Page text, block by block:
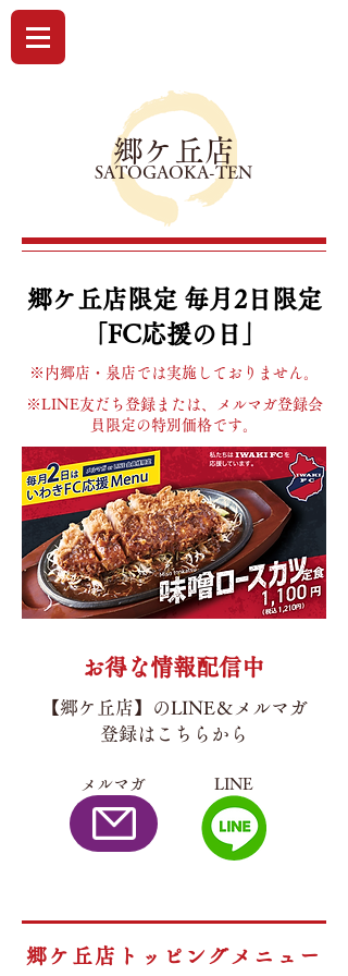
郷ケ丘店
​SATOGAOKA-TEN
郷ケ丘店限定 毎月2日限定
​「FC応援の日」
※内郷店・泉店では実施しておりません。
※LINE友だち登録または、メルマガ登録会
員限定の特別価格です。
お得な情報配信中
【郷ケ丘店】のLINE＆メルマガ
登録はこちらから
メルマガ LINE
郷ケ丘店トッピングメニュー